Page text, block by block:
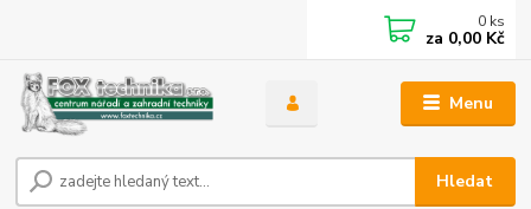
Menu
Hledat
0 ks
za 0,00 Kč